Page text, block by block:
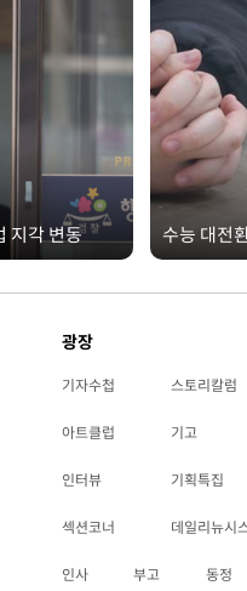
지각 변동 수능 대전
광장
기자수첩 스토리칼럼
아트클럽 기고
인터뷰 기획특집
섹션코너 데일리뉴시
인사 부고 동정